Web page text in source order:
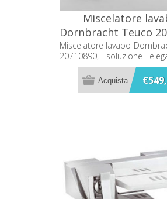
Miscelatore
Dornbracht Teuco
Miscelatore lavabo
20710890, soluzione
bagno con design classico
cromata.